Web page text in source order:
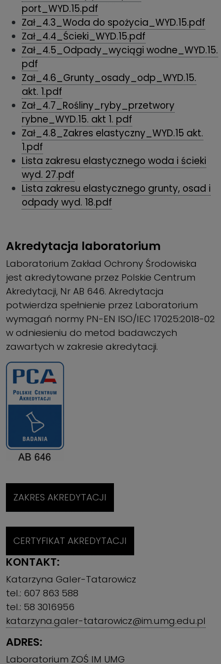
port_WYD.15.pdf
Zał_4.3_Woda do spożycia_WYD.15.pdf
Zał_4.4_Ścieki_WYD.15.pdf
Zał_4.5_Odpady_wyciągi wodne_WYD.15.
pdf
Zał_4.6_Grunty_osady_odp_WYD.15.
akt. 1.pdf
Zał_4.7_Rośliny_ryby_przetwory
rybne_WYD.15. akt 1. pdf
Zał_4.8_Zakres elastyczny_WYD.15 akt.
1.pdf
Lista zakresu elastycznego woda i ścieki
wyd. 27.pdf
Lista zakresu elastycznego grunty, osad i
odpady wyd. 18.pdf
Akredytacja laboratorium
Laboratorium Zakład Ochrony Środowiska
jest akredytowane przez Polskie Centrum
Akredytacji, Nr AB 646. Akredytacja
potwierdza spełnienie przez Laboratorium
wymagań normy PN-EN ISO/IEC 17025:2018-02
w odniesieniu do metod badawczych
zawartych w zakresie akredytacji.
ZAKRES AKREDYTACJI
CERTYFIKAT AKREDYTACJI
KONTAKT:
Katarzyna Galer-Tatarowicz
tel.: 607 863 588
tel.: 58 3016956
katarzyna.galer-tatarowicz@im.umg.edu.pl
ADRES:
Laboratorium ZOŚ IM UMG